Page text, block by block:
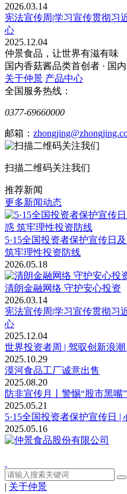
2026.03.14
宪法宣传周|学习宣传贯彻习
心
2025.12.04
仲景食品，让世界有滋有味
国内香菇酱品类首创者 · 国
关于仲景 产品中心
全国服务热线：
0377-69660000
邮箱：
扫描二维码关注我们
推荐新闻
更多新闻动态
5·15全国投资者保护宣传日
筑牢理性投资防线
2026.05.18
清朗金融网络 守护安心投资
2026.03.14
宪法宣传周|学习宣传贯彻习
心
2025.12.04
世界投资者周 | 驾驭创新浪
2025.10.29
漠河食品工厂诚意出售
2025.08.20
防非宣传月丨警惕“股市黑嘴
2025.05.21
5·15全国投资者保护宣传日
2025.05.16
| 关于仲景